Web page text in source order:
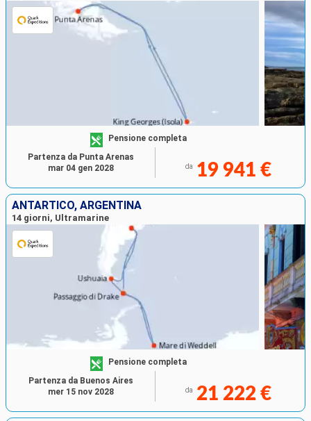
Pensione completa
da 19 941 €
Partenza da Punta Arenas
mar 04 gen 2028
ANTARTICO, ARGENTINA
14 giorni, Ultramarine
Pensione completa
da 21 222 €
Partenza da Buenos Aires
mer 15 nov 2028